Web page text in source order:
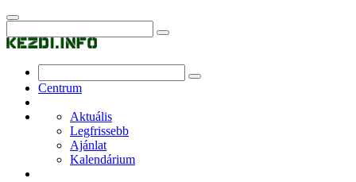
Centrum
Aktuális
Legfrissebb
Ajánlat
Kalendárium